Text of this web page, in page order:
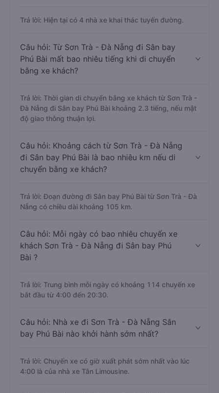
Trả lời: Hiện tại có 4 nhà xe khai thác tuyến đường.
Câu hỏi: Từ Sơn Trà - Đà Nẵng đi Sân bay
Phú Bài mất bao nhiêu tiếng khi di chuyển
bằng xe khách?
Trả lời: Thời gian di chuyển bằng xe khách từ Sơn Trà -
Đà Nẵng đi Sân bay Phú Bài khoảng 2.3 tiếng, nếu mật
độ giao thông thuận lợi.
Câu hỏi: Khoảng cách từ Sơn Trà - Đà Nẵng
đi Sân bay Phú Bài là bao nhiêu km nếu di
chuyển bằng xe khách?
Trả lời: Đoạn đường đi Sân bay Phú Bài từ Sơn Trà - Đà
Nẵng có chiều dài khoảng 105 km.
Câu hỏi: Mỗi ngày có bao nhiêu chuyến xe
khách Sơn Trà - Đà Nẵng đi Sân bay Phú
Bài ?
Trả lời: Trung bình mỗi ngày có khoảng 114 chuyến xe
bắt đầu từ 4:00 đến 20:30.
Câu hỏi: Nhà xe đi Sơn Trà - Đà Nẵng Sân
bay Phú Bài nào khởi hành sớm nhất?
Trả lời: Chuyến xe có giờ xuất phát sớm nhất vào lúc
4:00 là của nhà xe Tân Limousine.